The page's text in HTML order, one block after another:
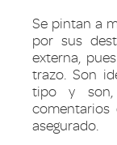
Se pintan a
por sus
externa,
trazo. Son
tipo y
asegurado.